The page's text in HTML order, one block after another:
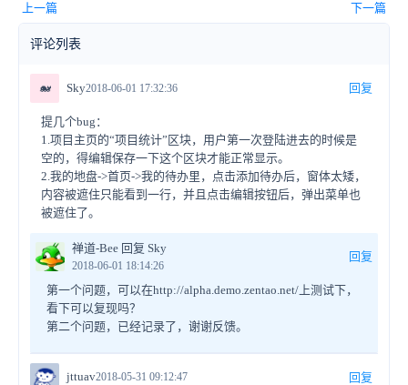
上一篇 下一篇
评论列表
🐋 Sky2018-06-01 17:32:36 回复
提几个bug：
1.项目主页的“项目统计”区块，用户第一次登陆进去的时候是
空的，得编辑保存一下这个区块才能正常显示。
2.我的地盘->首页->我的待办里，点击添加待办后，窗体太矮，
内容被遮住只能看到一行，并且点击编辑按钮后，弹出菜单也
被遮住了。
禅道-Bee 回复 Sky
2018-06-01 18:14:26
回复
第一个问题，可以在http://alpha.demo.zentao.net/上测试下，
看下可以复现吗？
第二个问题，已经记录了，谢谢反馈。
jttuav2018-05-31 09:12:47 回复